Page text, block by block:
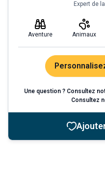
Expert de
Aventure Animaux
Une question ? Consultez
Consultez